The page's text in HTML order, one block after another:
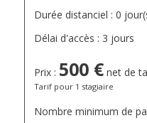
Durée distanciel : 0
Délai d'accès : 3 jours
Prix : 500 € net de
Tarif pour 1 stagiaire
Nombre minimum de